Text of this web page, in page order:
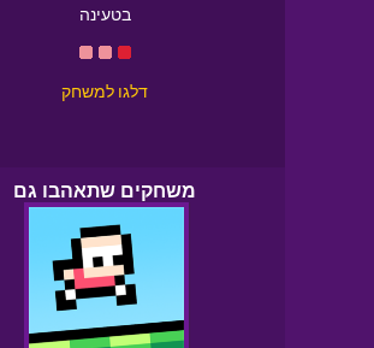
בטעינה
דלגו למשחק
משחקים שתאהבו גם